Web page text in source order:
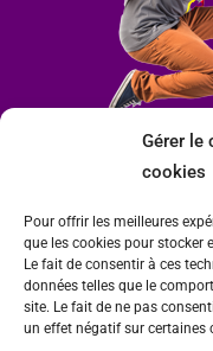
Gérer le
cookies
Pour offrir les meilleures
que les cookies pour stocker
Le fait de consentir à ces
données telles que le
site. Le fait de ne pas
un effet négatif sur certaines